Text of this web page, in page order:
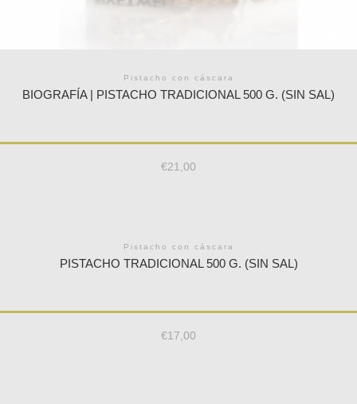
Pistacho con cáscara
BIOGRAFÍA | PISTACHO TRADICIONAL 500 G. (SIN SAL)
€21,00
Pistacho con cáscara
PISTACHO TRADICIONAL 500 G. (SIN SAL)
€17,00